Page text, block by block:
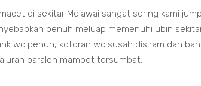
di sekitar Melawai sangat sering kami
penuh meluap memenuhi ubin
wc penuh, kotoran wc susah disiram dan
paralon mampet tersumbat.